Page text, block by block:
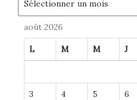
août 2026
L M M J
3 4 5 6